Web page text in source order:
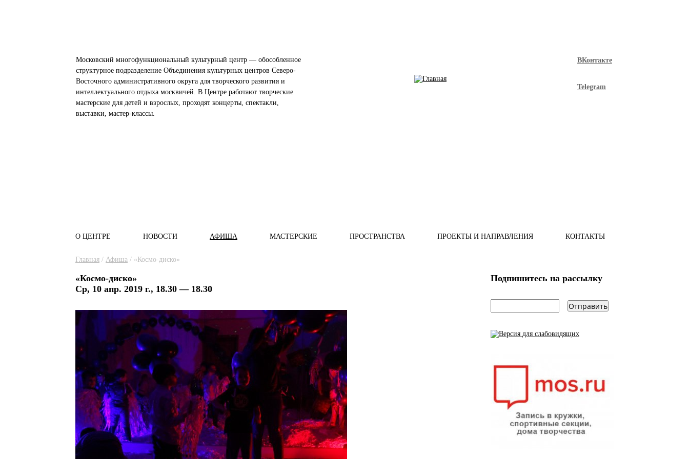
Московский многофункциональный культурный центр — обособленное
структурное подразделение Объединения культурных центров Северо-
Восточного административного округа для творческого развития и
интеллектуального отдыха москвичей. В Центре работают творческие
мастерские для детей и взрослых, проходят концерты, спектакли,
выставки, мастер-классы.
ВКонтакте
Telegram
Главное меню
О ЦЕНТРЕ НОВОСТИ АФИША МАСТЕРСКИЕ ПРОСТРАНСТВА ПРОЕКТЫ И НАПРАВЛЕНИЯ КОНТАКТЫ
Вы здесь
Главная / Афиша / «Космо-диско»
«Космо-диско»
Ср, 10 апр. 2019 г., 18.30 — 18.30
Подпишитесь на рассылку